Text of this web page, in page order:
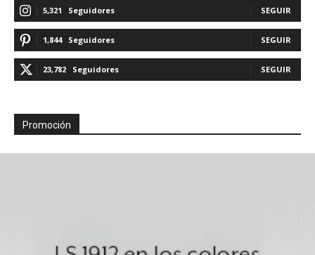
5,321 Seguidores SEGUIR
1,844 Seguidores SEGUIR
23,782 Seguidores SEGUIR
Promoción